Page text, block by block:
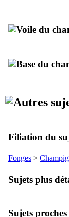
Filiation du
Fonges >
Sujets plus
Sujets proches